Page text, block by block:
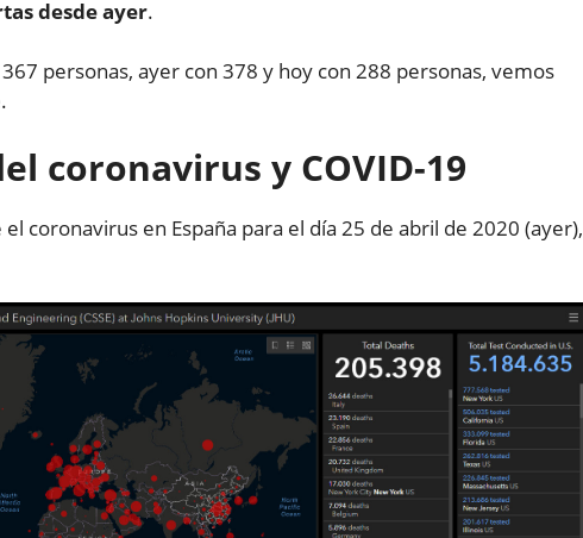
desde ayer.
personas, ayer con 378 y hoy con 288 personas, vemos
coronavirus y COVID-19
coronavirus en España para el día 25 de abril de 2020 (ayer),